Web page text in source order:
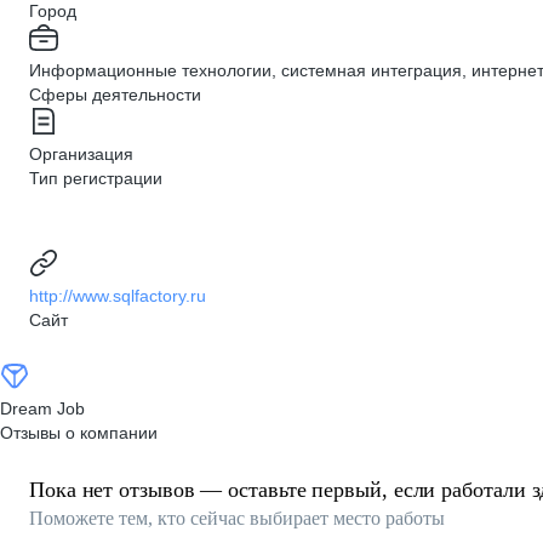
Город
Информационные технологии, системная интеграция, интернет
Сферы деятельности
Организация
Тип регистрации
http://www.sqlfactory.ru
Сайт
Dream Job
Отзывы о компании
Пока нет отзывов — оставьте первый, если работали
Поможете тем, кто сейчас выбирает место работы